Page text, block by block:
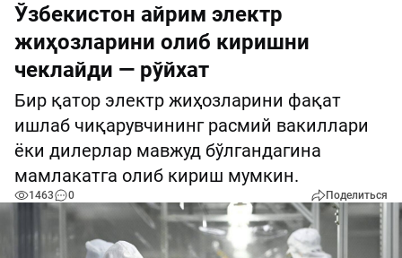
Ўзбекистон айрим электр
жиҳозларини олиб киришни
чеклайди — рўйхат
Бир қатор электр жиҳозларини фақат
ишлаб чиқарувчининг расмий вакиллари
ёки дилерлар мавжуд бўлгандагина
мамлакатга олиб кириш мумкин.
1463 0 Поделиться